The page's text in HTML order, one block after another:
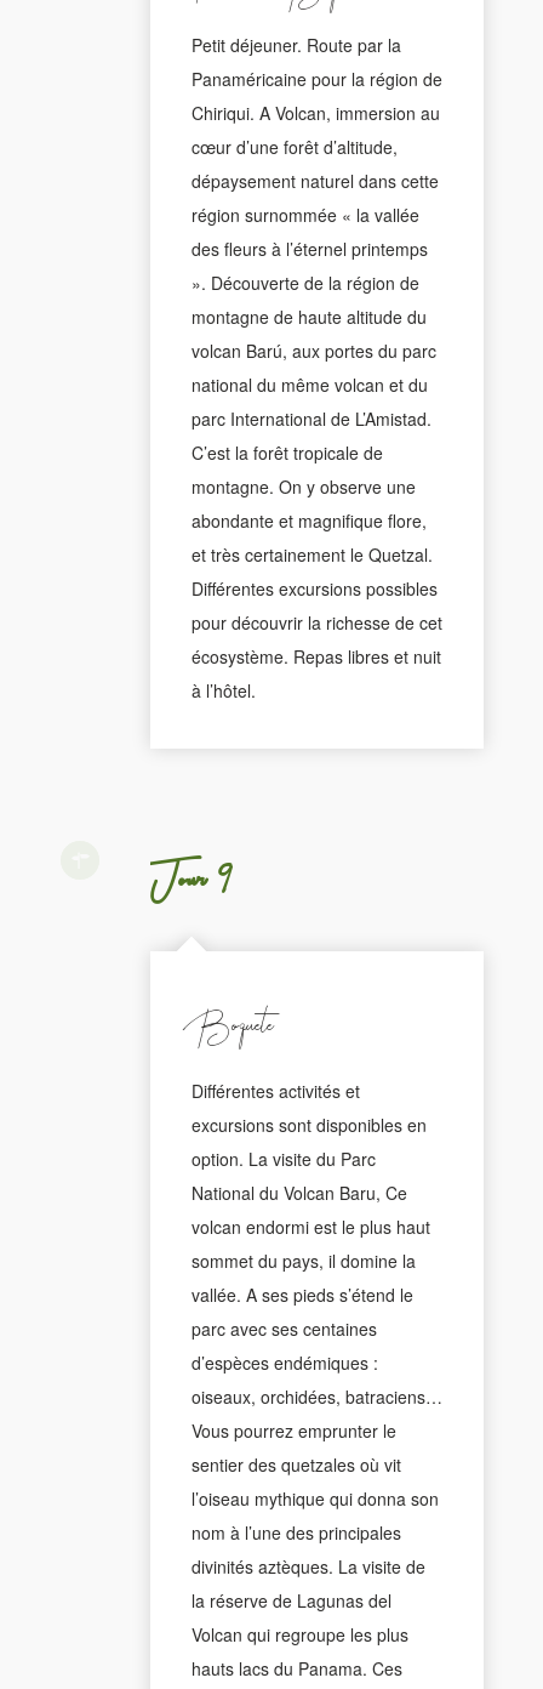
Petit déjeuner. Route par la
Panaméricaine pour la région de
Chiriqui. A Volcan, immersion au
cœur d’une forêt d’altitude,
dépaysement naturel dans cette
région surnommée « la vallée
des fleurs à l’éternel printemps
». Découverte de la région de
montagne de haute altitude du
volcan Barú, aux portes du parc
national du même volcan et du
parc International de L’Amistad.
C’est la forêt tropicale de
montagne. On y observe une
abondante et magnifique flore,
et très certainement le Quetzal.
Différentes excursions possibles
pour découvrir la richesse de cet
écosystème. Repas libres et nuit
à l’hôtel.
Jour 9
Boquete
Différentes activités et
excursions sont disponibles en
option. La visite du Parc
National du Volcan Baru, Ce
volcan endormi est le plus haut
sommet du pays, il domine la
vallée. A ses pieds s’étend le
parc avec ses centaines
d’espèces endémiques :
oiseaux, orchidées, batraciens…
Vous pourrez emprunter le
sentier des quetzales où vit
l’oiseau mythique qui donna son
nom à l’une des principales
divinités aztèques. La visite de
la réserve de Lagunas del
Volcan qui regroupe les plus
hauts lacs du Panama. Ces